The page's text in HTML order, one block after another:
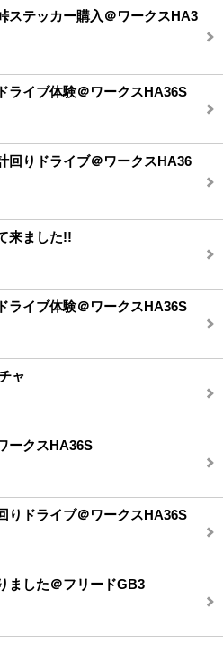
ステッカー購入＠ワークスHA3
ライブ体験＠ワークスHA36S
回りドライブ＠ワークスHA36
来ました!!
ライブ体験＠ワークスHA36S
ャ
ークスHA36S
りドライブ＠ワークスHA36S
ました＠フリードGB3